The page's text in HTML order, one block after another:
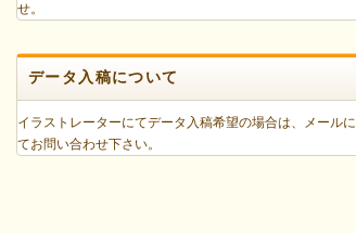
せ。
データ入稿について
イラストレーターにてデータ入稿希望の場合は、メールに
てお問い合わせ下さい。